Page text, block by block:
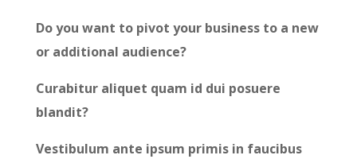
Do you want to pivot your business to a new
or additional audience?
Curabitur aliquet quam id dui posuere
blandit?
Vestibulum ante ipsum primis in faucibus